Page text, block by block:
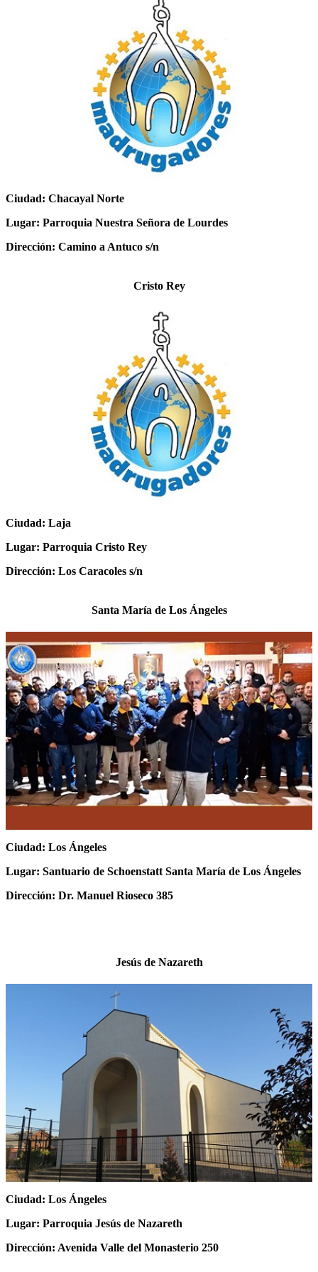
Ciudad: Chacayal Norte
Lugar: Parroquia Nuestra Señora de Lourdes
Dirección: Camino a Antuco s/n
Cristo Rey
Ciudad: Laja
Lugar: Parroquia Cristo Rey
Dirección: Los Caracoles s/n
Santa María de Los Ángeles
Ciudad: Los Ángeles
Lugar: Santuario de Schoenstatt Santa María de Los Ángeles
Dirección: Dr. Manuel Rioseco 385
Jesús de Nazareth
Ciudad: Los Ángeles
Lugar: Parroquia Jesús de Nazareth
Dirección: Avenida Valle del Monasterio 250